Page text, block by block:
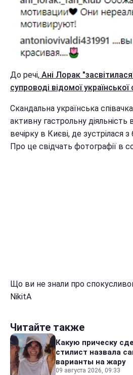
До речі, Ані Лорак
супроводі відомої української
Скандальна українська
активну гастрольну діяльність
вечірку в Києві, де зустрілася
Про це свідчать фотографії в
Що ви не знали про
NikitA
Читайте также
Какую прическу
стилист назвала
варианты на жару
09 августа 2026, 09:33